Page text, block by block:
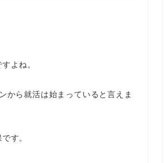
よね。
から就活は始まっていると言えま
す。